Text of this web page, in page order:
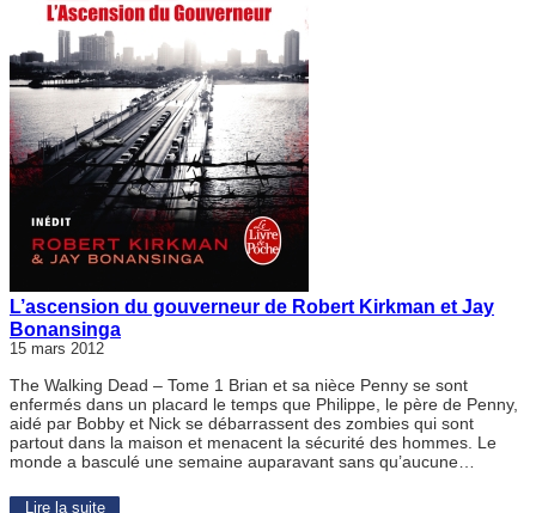
L’ascension du gouverneur de Robert Kirkman et Jay
Bonansinga
15 mars 2012
The Walking Dead – Tome 1 Brian et sa nièce Penny se sont
enfermés dans un placard le temps que Philippe, le père de Penny,
aidé par Bobby et Nick se débarrassent des zombies qui sont
partout dans la maison et menacent la sécurité des hommes. Le
monde a basculé une semaine auparavant sans qu’aucune…
Lire la suite